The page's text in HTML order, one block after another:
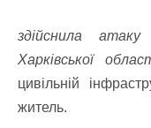
здійснила
Харківської
цивільній
житель.